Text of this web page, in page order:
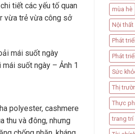
tiết các yếu tố quan
vừa trẻ vừa công sở
suốt ngày – Ảnh 1
polyester, cashmere
thu và đông, nhưng
mùa hè
Nội thất
Phát
Phát
Sức
Thị
Thực
trang trí